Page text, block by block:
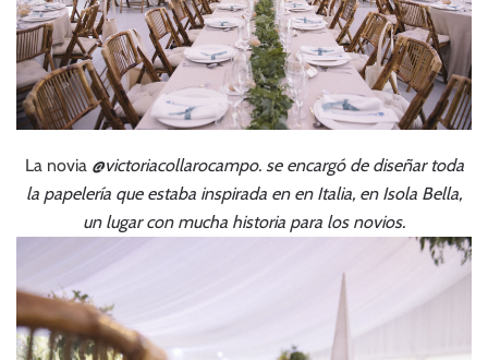
La novia @victoriacollarocampo. se encargó de diseñar toda
la papelería que estaba inspirada en en Italia, en Isola Bella,
un lugar con mucha historia para los novios.